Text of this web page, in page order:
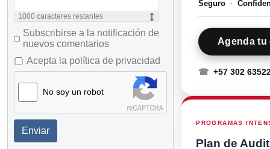
1000 caracteres restantes
Subscribirse a la notificación de
nuevos comentarios
Acepta la política de privacidad
No soy un robot
Enviar
Seguro ·
Agenda tu
☎ +57 302
PROGRAMAS
Plan de